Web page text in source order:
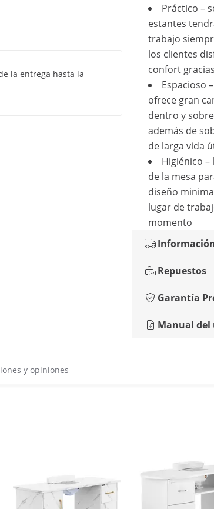
Práctico –
estantes
trabajo
los clientes
confort
Espacioso
ofrece gran
dentro y
además de
de larga vida
Higiénico –
de la mesa
diseño
lugar de
momento
Repuestos
Garantía
Manual del
la entrega hasta la
y opiniones